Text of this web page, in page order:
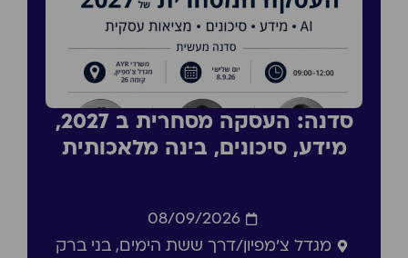
סדנה: העסקה מסחרית ב 2027,
מידע, סיכונים, בינה מלאכותית
08/09/2026
מגדל צ'מפיון/דרך ששת הימים, בני ברק